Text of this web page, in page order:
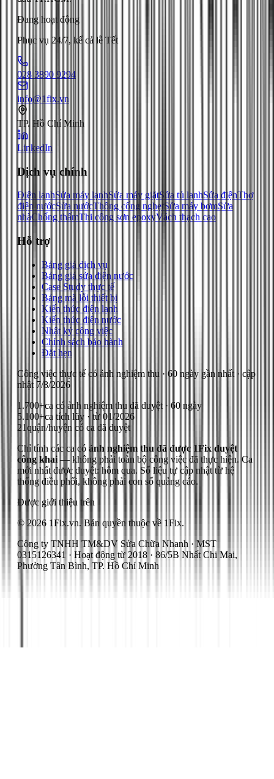
Đang hoạt động
Phục vụ 24/7, kể cả lễ Tết
028 3890 9294
info@1fix.vn
TP. Hồ Chí Minh
LinkedIn
Dịch vụ chính
Điện lạnhSửa máy lạnhSửa máy giặtSửa tủ lạnhSửa điệnThợ
điện nướcSửa nướcThông cống nghẹtSửa máy bơmSửa
nhàChống thấmThi công sơn epoxyVách thạch cao
Hỗ trợ
Bảng giá dịch vụ
Bảng giá sửa điện nước
Case Study thực tế
Bảng mã lỗi thiết bị
Kiến thức điện lạnh
Kiến thức điện nước
Nhật ký công việc
Chính sách bảo hành
Đặt hẹn
Công việc thực tế có ảnh nghiệm thu · 60 ngày gần nhất · cập
nhật 7/8/2026
1.700+ca có ảnh nghiệm thu đã duyệt · 60 ngày
5.100+ca tích lũy · từ 01/2026
21quận/huyện có ca đã duyệt
Chỉ tính các ca có ảnh nghiệm thu đã được 1Fix duyệt
công khai — không phải toàn bộ công việc đã thực hiện. Ca
mới nhất được duyệt: hôm qua. Số liệu tự cập nhật từ hệ
thống điều phối, không phải con số quảng cáo.
Được giới thiệu trên
© 2026 1Fix.vn. Bản quyền thuộc về 1Fix.
Công ty TNHH TM&DV Sửa Chữa Nhanh · MST
0315126341 · Hoạt động từ 2018 · 86/5B Nhất Chi Mai,
Phường Tân Bình, TP. Hồ Chí Minh